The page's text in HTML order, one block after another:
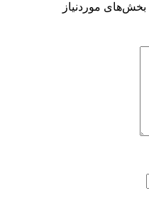
بخش‌های موردنیاز